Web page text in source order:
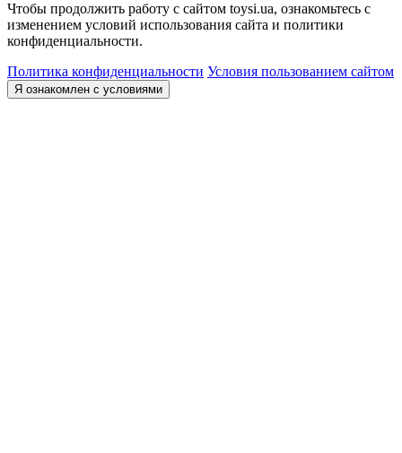
Чтобы продолжить работу с сайтом toysi.ua, ознакомьтесь с
изменением условий использования сайта и политики
конфиденциальности.
Политика конфиденциальности Условия пользованием сайтом
Я ознакомлен с условиями